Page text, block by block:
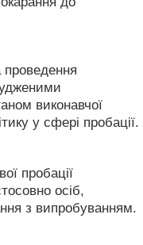
проведення
виконавчої
у сфері пробації.
пробації
осіб,
з випробуванням.